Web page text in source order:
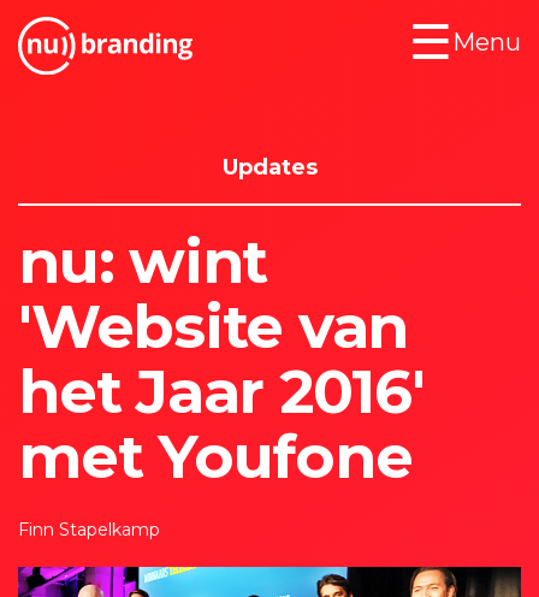
☰ Menu
Updates
Services
Contact
Updates
nu: wint
'Website van
het Jaar 2016'
met Youfone
Finn Stapelkamp